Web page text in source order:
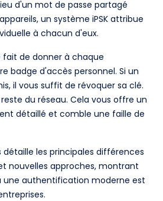
d'un mot de passe partagé
un système iPSK attribue
à chacun d'eux.
de donner à chaque
badge d'accès personnel. Si un
il vous suffit de révoquer sa clé.
du réseau. Cela vous offre un
détaillé et comble une faille de
les principales différences
nouvelles approches, montrant
une authentification moderne est